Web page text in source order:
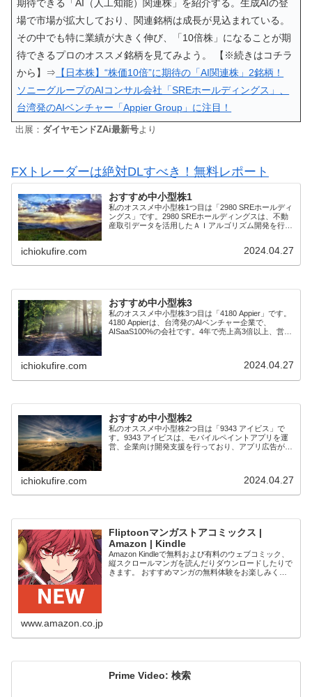
期待できる「AI（人工知能）関連株」を紹介する。生成AIの登
場で市場が拡大しており、関連銘柄は成長が見込まれている。
その中でも特に業績が大きく伸び、「10倍株」になることが期
待できるプロのオススメ銘柄を見てみよう。 【※続きはコチラ
から】⇒ 【日本株】“株価10倍”に期待の「AI関連株」2銘柄！
ソニーグループのAIコンサル会社「SREホールディングス」、
台湾発のAIベンチャー「Appier Group」に注目！
出展： ダイヤモンドZAi最新号より
FXトレーダーは絶対DLすべき！無料レポート
おすすめ中小型株1
私のオススメ中小型株1つ目は「2980 SREホールディ
ングス」です。2980 SREホールディングスは、不動
産取引データを活用したＡＩアルゴリズム開発を行っ
ichiokufire.com 2024.04.27
おすすめ中小型株3
私のオススメ中小型株3つ目は「4180 Appier」です。
4180 Appierは、台湾発のAIベンチャー企業で、
AISaaS100%の会社です。4年で売上高3倍以上、営業
ichiokufire.com 2024.04.27
おすすめ中小型株2
私のオススメ中小型株2つ目は「9343 アイビス」で
す。9343 アイビスは、モバイルペイントアプリを運
営、企業向け開発支援を行っており、アプリ広告が収
ichiokufire.com 2024.04.27
Fliptoonマンガストアコミックス |
Amazon | Kindle
Amazon Kindleで無料および有料のウェブコミック、
縦スクロールマンガを読んだりダウンロードしたりで
きます。 おすすめマンガの無料体験をお楽しみくだ
www.amazon.co.jp
Prime Video: 検索